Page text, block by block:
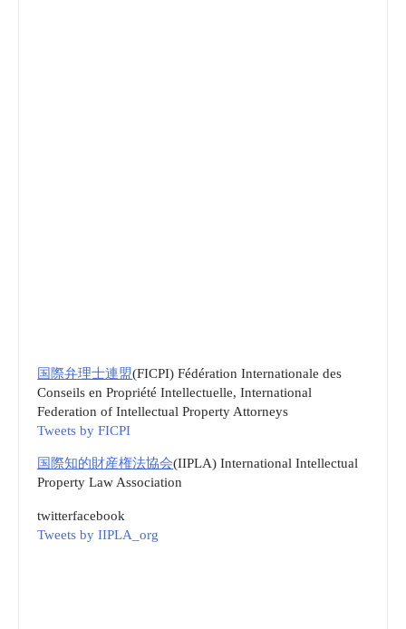
国際弁理士連盟(FICPI) Fédération Internationale des
Conseils en Propriété Intellectuelle, International
Federation of Intellectual Property Attorneys
Tweets by FICPI
国際知的財産権法協会(IIPLA) International Intellectual
Property Law Association
twitterfacebook
Tweets by IIPLA_org